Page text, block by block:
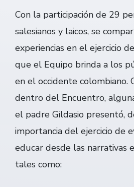
Con la participación de 29
salesianos y laicos, se
experiencias en el ejercicio
que el Equipo brinda a los
en el occidente colombiano.
dentro del Encuentro,
el padre Gildasio presentó,
importancia del ejercicio de
educar desde las narrativas
tales como: